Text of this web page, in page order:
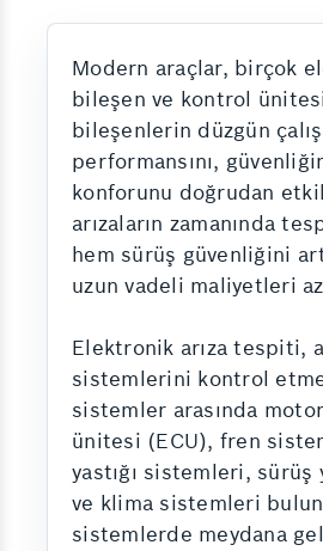
Modern araçlar, birçok
bileşen ve kontrol
bileşenlerin düzgün
performansını,
konforunu doğrudan
arızaların zamanında
hem sürüş güvenliğini
uzun vadeli maliyetleri
Elektronik arıza tespiti,
sistemlerini kontrol
sistemler arasında
ünitesi (ECU), fren
yastığı sistemleri, sürüş
ve klima sistemleri
sistemlerde meydana